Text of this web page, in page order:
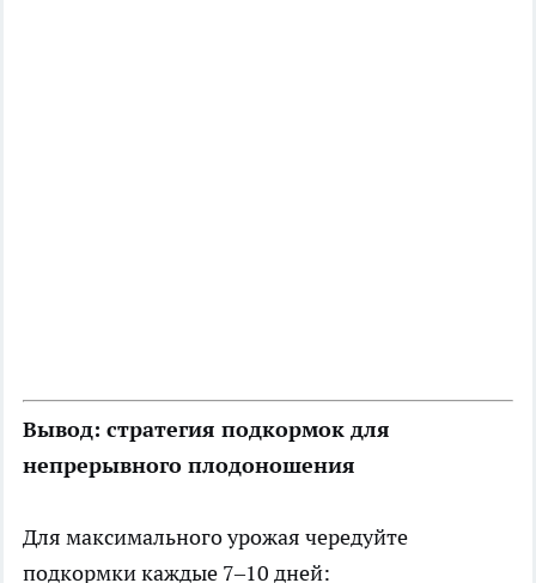
Вывод: стратегия подкормок для
непрерывного плодоношения
Для максимального урожая чередуйте
подкормки каждые 7–10 дней: